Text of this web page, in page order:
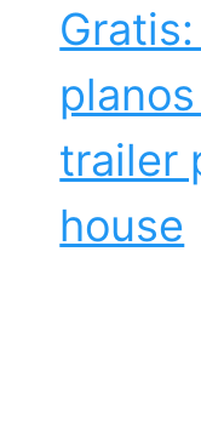
trailer
house